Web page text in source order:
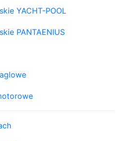
YACHT-POOL
PANTAENIUS